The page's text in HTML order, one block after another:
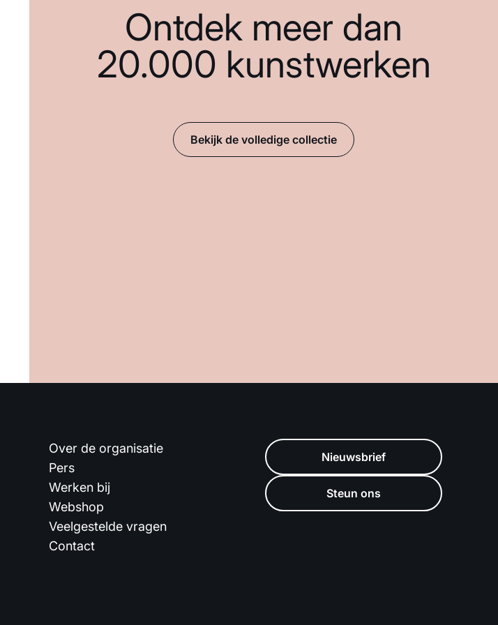
Ontdek meer dan
20.000 kunstwerken
Bekijk de volledige collectie
Over de organisatie
Pers
Werken bij
Webshop
Veelgestelde vragen
Contact
Nieuwsbrief
Steun ons